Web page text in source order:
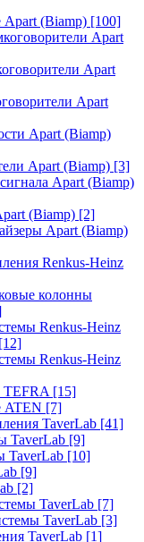
Apart (Biamp) [100]
Apart
Apart
Apart
Apart (Biamp)
Apart (Biamp) [3]
Apart (Biamp)
(Biamp) [2]
Apart (Biamp)
Renkus-Heinz
колонны
Renkus-Heinz
[12]
Renkus-Heinz
TEFRA [15]
ATEN [7]
TaverLab [41]
TaverLab [9]
TaverLab [10]
[9]
[2]
TaverLab [7]
TaverLab [3]
TaverLab [1]